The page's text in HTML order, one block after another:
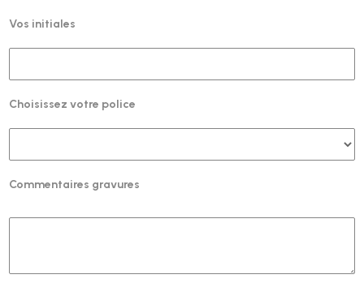
Vos initiales
Choisissez votre police
Commentaires gravures